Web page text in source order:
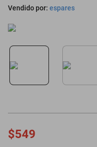
Vendido por: espares
$549